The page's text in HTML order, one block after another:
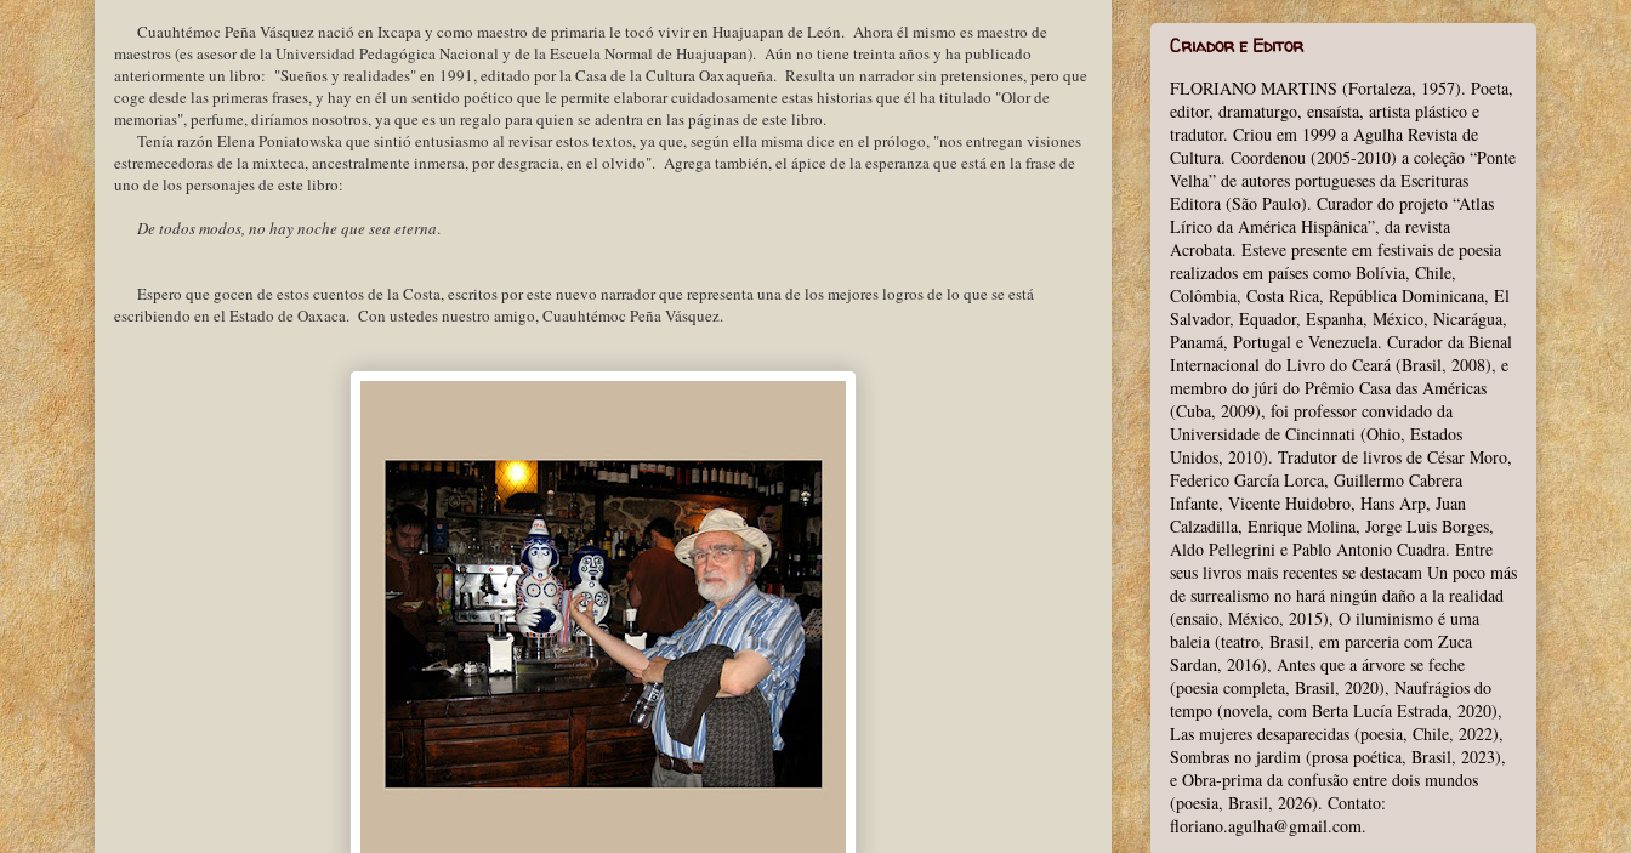
Cuauhtémoc Peña Vásquez nació en Ixcapa y como maestro de primaria le tocó vivir en Huajuapan de León. Ahora él mismo es maestro de
maestros (es asesor de la Universidad Pedagógica Nacional y de la Escuela Normal de Huajuapan). Aún no tiene treinta años y ha publicado
anteriormente un libro: "Sueños y realidades" en 1991, editado por la Casa de la Cultura Oaxaqueña. Resulta un narrador sin pretensiones, pero que
coge desde las primeras frases, y hay en él un sentido poético que le permite elaborar cuidadosamente estas historias que él ha titulado "Olor de
memorias", perfume, diríamos nosotros, ya que es un regalo para quien se adentra en las páginas de este libro.
Tenía razón Elena Poniatowska que sintió entusiasmo al revisar estos textos, ya que, según ella misma dice en el prólogo, "nos entregan visiones
estremecedoras de la mixteca, ancestralmente inmersa, por desgracia, en el olvido". Agrega también, el ápice de la esperanza que está en la frase de
uno de los personajes de este libro:
De todos modos, no hay noche que sea eterna.
Espero que gocen de estos cuentos de la Costa, escritos por este nuevo narrador que representa una de los mejores logros de lo que se está
escribiendo en el Estado de Oaxaca. Con ustedes nuestro amigo, Cuauhtémoc Peña Vásquez.
Criador e Editor
FLORIANO MARTINS (Fortaleza, 1957). Poeta,
editor, dramaturgo, ensaísta, artista plástico e
tradutor. Criou em 1999 a Agulha Revista de
Cultura. Coordenou (2005-2010) a coleção “Ponte
Velha” de autores portugueses da Escrituras
Editora (São Paulo). Curador do projeto “Atlas
Lírico da América Hispânica”, da revista
Acrobata. Esteve presente em festivais de poesia
realizados em países como Bolívia, Chile,
Colômbia, Costa Rica, República Dominicana, El
Salvador, Equador, Espanha, México, Nicarágua,
Panamá, Portugal e Venezuela. Curador da Bienal
Internacional do Livro do Ceará (Brasil, 2008), e
membro do júri do Prêmio Casa das Américas
(Cuba, 2009), foi professor convidado da
Universidade de Cincinnati (Ohio, Estados
Unidos, 2010). Tradutor de livros de César Moro,
Federico García Lorca, Guillermo Cabrera
Infante, Vicente Huidobro, Hans Arp, Juan
Calzadilla, Enrique Molina, Jorge Luis Borges,
Aldo Pellegrini e Pablo Antonio Cuadra. Entre
seus livros mais recentes se destacam Un poco más
de surrealismo no hará ningún daño a la realidad
(ensaio, México, 2015), O iluminismo é uma
baleia (teatro, Brasil, em parceria com Zuca
Sardan, 2016), Antes que a árvore se feche
(poesia completa, Brasil, 2020), Naufrágios do
tempo (novela, com Berta Lucía Estrada, 2020),
Las mujeres desaparecidas (poesia, Chile, 2022),
Sombras no jardim (prosa poética, Brasil, 2023),
e Obra-prima da confusão entre dois mundos
(poesia, Brasil, 2026). Contato:
floriano.agulha@gmail.com.